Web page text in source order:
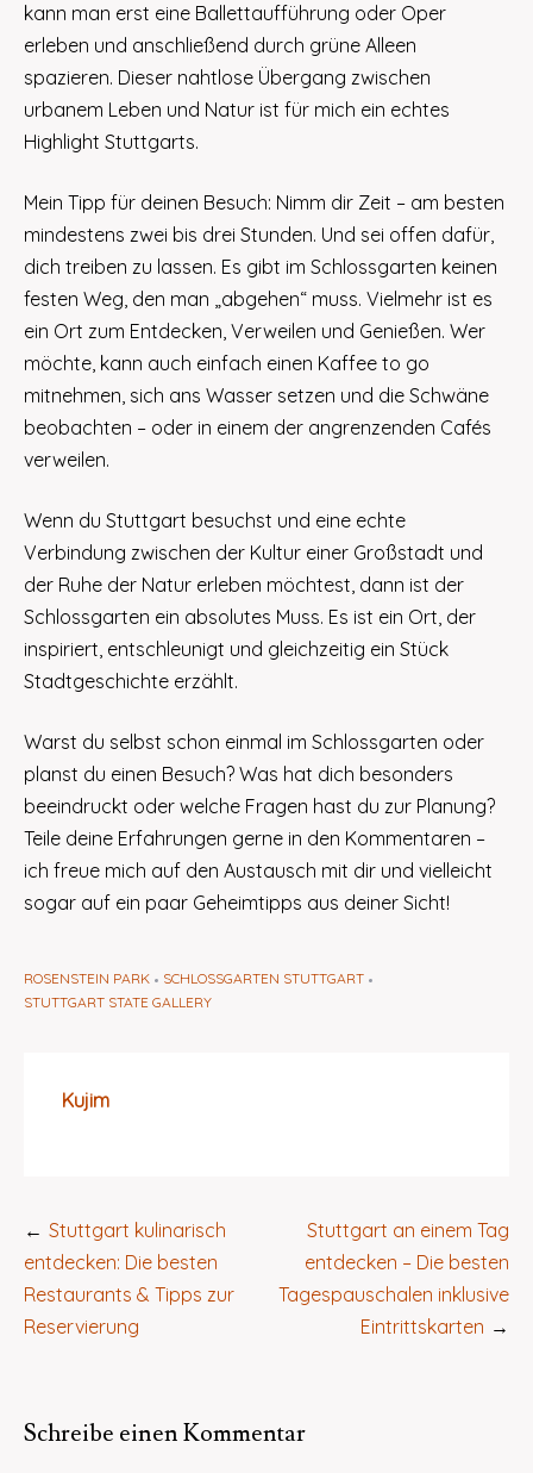
kann man erst eine Ballettaufführung oder Oper
erleben und anschließend durch grüne Alleen
spazieren. Dieser nahtlose Übergang zwischen
urbanem Leben und Natur ist für mich ein echtes
Highlight Stuttgarts.
Mein Tipp für deinen Besuch: Nimm dir Zeit – am besten
mindestens zwei bis drei Stunden. Und sei offen dafür,
dich treiben zu lassen. Es gibt im Schlossgarten keinen
festen Weg, den man „abgehen“ muss. Vielmehr ist es
ein Ort zum Entdecken, Verweilen und Genießen. Wer
möchte, kann auch einfach einen Kaffee to go
mitnehmen, sich ans Wasser setzen und die Schwäne
beobachten – oder in einem der angrenzenden Cafés
verweilen.
Wenn du Stuttgart besuchst und eine echte
Verbindung zwischen der Kultur einer Großstadt und
der Ruhe der Natur erleben möchtest, dann ist der
Schlossgarten ein absolutes Muss. Es ist ein Ort, der
inspiriert, entschleunigt und gleichzeitig ein Stück
Stadtgeschichte erzählt.
Warst du selbst schon einmal im Schlossgarten oder
planst du einen Besuch? Was hat dich besonders
beeindruckt oder welche Fragen hast du zur Planung?
Teile deine Erfahrungen gerne in den Kommentaren –
ich freue mich auf den Austausch mit dir und vielleicht
sogar auf ein paar Geheimtipps aus deiner Sicht!
ROSENSTEIN PARK
SCHLOSSGARTEN STUTTGART
STUTTGART STATE GALLERY
Kujim
Beitragsnavigation
Stuttgart kulinarisch
entdecken: Die besten
Restaurants & Tipps zur
Reservierung
Stuttgart an einem Tag
entdecken – Die besten
Tagespauschalen inklusive
Eintrittskarten
Schreibe einen Kommentar